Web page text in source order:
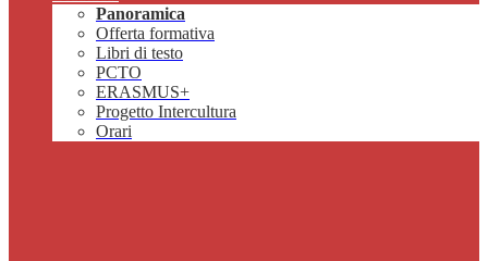
Panoramica
Offerta formativa
Libri di testo
PCTO
ERASMUS+
Progetto Intercultura
Orari